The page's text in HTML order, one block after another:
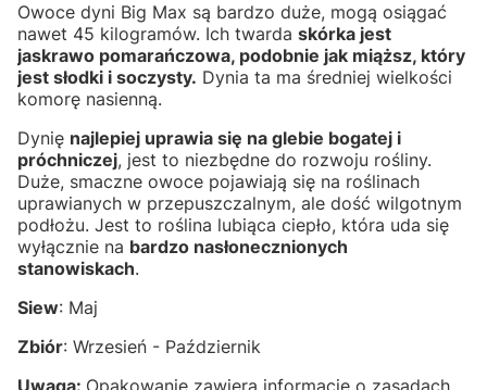
Owoce dyni Big Max są bardzo duże, mogą osiągać
nawet 45 kilogramów. Ich twarda skórka jest
jaskrawo pomarańczowa, podobnie jak miąższ, który
jest słodki i soczysty. Dynia ta ma średniej wielkości
komorę nasienną.
Dynię najlepiej uprawia się na glebie bogatej i
próchniczej, jest to niezbędne do rozwoju rośliny.
Duże, smaczne owoce pojawiają się na roślinach
uprawianych w przepuszczalnym, ale dość wilgotnym
podłożu. Jest to roślina lubiąca ciepło, która uda się
wyłącznie na bardzo nasłonecznionych
stanowiskach.
Siew: Maj
Zbiór: Wrzesień - Październik